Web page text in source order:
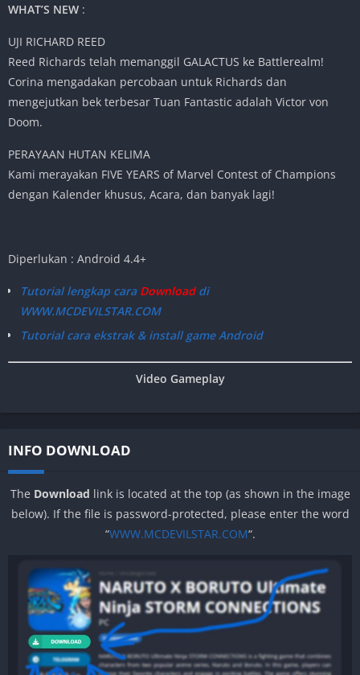
WHAT’S NEW :
UJI RICHARD REED
Reed Richards telah memanggil GALACTUS ke Battlerealm!
Corina mengadakan percobaan untuk Richards dan
mengejutkan bek terbesar Tuan Fantastic adalah Victor von
Doom.
PERAYAAN HUTAN KELIMA
Kami merayakan FIVE YEARS of Marvel Contest of Champions
dengan Kalender khusus, Acara, dan banyak lagi!
Diperlukan : Android 4.4+
Tutorial lengkap caraDownloaddi
WWW.MCDEVILSTAR.COM
Tutorial cara ekstrak & install game Android
Video Gameplay
INFO DOWNLOAD
The Download link is located at the top (as shown in the image
below). If the file is password-protected, please enter the word
“WWW.MCDEVILSTAR.COM“.